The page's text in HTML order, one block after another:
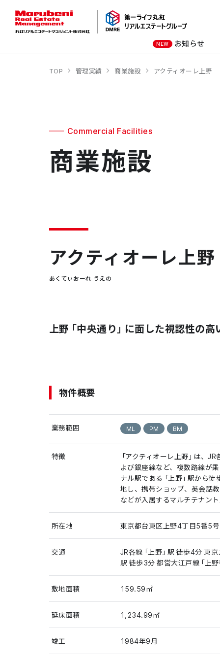
NEW お知らせ
ホテル 学校・教育施設
TOP 管理実績 商業施設 アクティオーレ上野
Commercial Facilities
商業施設
アクティオーレ上野
あくてぃおーれ うえの
上野「中央通り」に面した視認性の
物件概要
業務範囲 ML PM BM
特徴
「アクティオーレ上野」は、
よび銀座線など、複数路線が
ナル駅である「上野」駅から
地し、携帯ショップ、英会話
などが入居するマルチテナン
所在地 東京都台東区上野4丁目5番5号
交通
JR各線「上野」駅 徒歩4分 東
駅 徒歩3分 都営大江戸線「上
敷地面積 159.59㎡
延床面積 1,234.99㎡
竣工 1984年9月